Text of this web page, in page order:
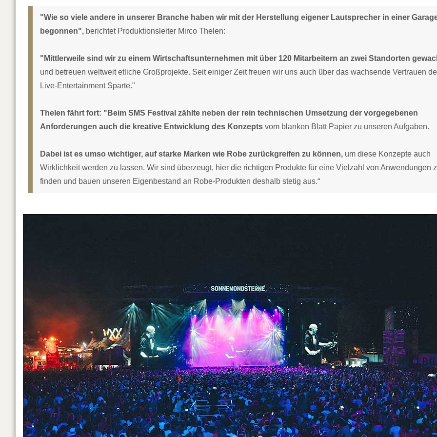
"Wie so viele andere in unserer Branche haben wir mit der Herstellung eigener Lautsprecher in einer
begonnen", berichtet Produktionsleiter Mirco Thelen:
"Mittlerweile sind wir zu einem Wirtschaftsunternehmen mit über 120 Mitarbeitern an zwei Standorten
und betreuen weltweit etliche Großprojekte. Seit einiger Zeit freuen wir uns auch über das wachsende Vertrauen
Live-Entertainment Sparte."
Thelen fährt fort: "Beim SMS Festival zählte neben der rein technischen Umsetzung der vorgegebenen
Anforderungen auch die kreative Entwicklung des Konzepts vom blanken Blatt Papier zu unseren Aufgaben.
Dabei ist es umso wichtiger, auf starke Marken wie Robe zurückgreifen zu können, um diese Konzepte auch
Wirklichkeit werden zu lassen. Wir sind überzeugt, hier die richtigen Produkte für eine Vielzahl von Anwendungen
finden und bauen unseren Eigenbestand an Robe-Produkten deshalb stetig aus.“